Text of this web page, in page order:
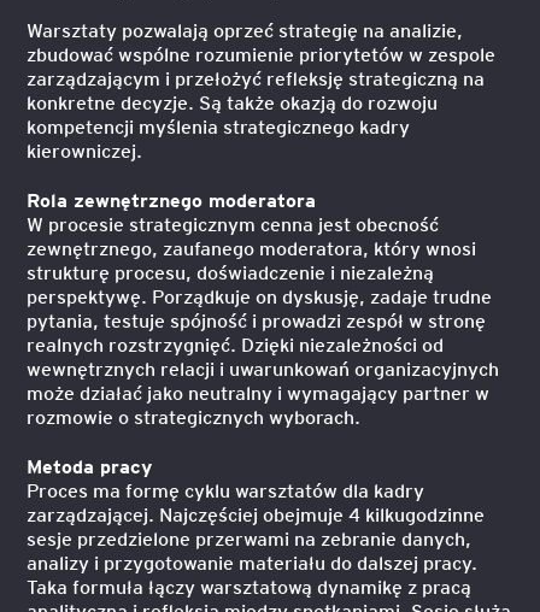
Warsztaty pozwalają oprzeć strategię na analizie,
zbudować wspólne rozumienie priorytetów w zespole
zarządzającym i przełożyć refleksję strategiczną na
konkretne decyzje. Są także okazją do rozwoju
kompetencji myślenia strategicznego kadry
kierowniczej.
Rola zewnętrznego moderatora
W procesie strategicznym cenna jest obecność
zewnętrznego, zaufanego moderatora, który wnosi
strukturę procesu, doświadczenie i niezależną
perspektywę. Porządkuje on dyskusję, zadaje trudne
pytania, testuje spójność i prowadzi zespół w stronę
realnych rozstrzygnięć. Dzięki niezależności od
wewnętrznych relacji i uwarunkowań organizacyjnych
może działać jako neutralny i wymagający partner w
rozmowie o strategicznych wyborach.
Metoda pracy
Proces ma formę cyklu warsztatów dla kadry
zarządzającej. Najczęściej obejmuje 4 kilkugodzinne
sesje przedzielone przerwami na zebranie danych,
analizy i przygotowanie materiału do dalszej pracy.
Taka formuła łączy warsztatową dynamikę z pracą